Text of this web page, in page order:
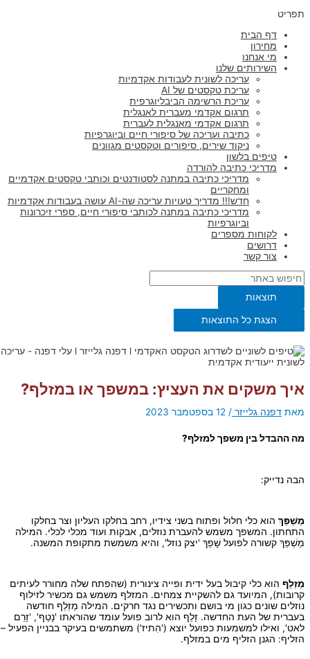
תפריט
דף הבית
מחירון
מי אנחנו
השירותים שלנו
עריכה לשונית לעבודות אקדמיות
עריכת טקסטים של AI
עריכת הרשימה הביבליוגרפית
תרגום אקדמי מעברית לאנגלית
תרגום אקדמי מאנגלית לעברית
כתיבה ועריכה של סיפורי חיים וביוגרפיות
ניקוד שירים, סיפורים וטקסטים מגוונים
טיפים בלשון
מדריכי כתיבה להורדה
מדריכי כתיבה במתנה לסטודנטים וכותבי טקסטים אקדמיים
ומחקריים
חדש!!! מדריך טעויות עריכה שה-AI עושה בעבודות אקדמיות
מדריכי כתיבה במתנה לכותבי סיפורי חיים, ספרי זיכרונות
וביוגרפיות
לקוחות מספרים
דרושים
צור קשר
תוצאות
הצגת כל התוצאות
איך משקים את העציץ: במשפך או במזלף?
מאתדפנה גלייזר/12 בספטמבר 2023
מה ההבדל בין משפך למזלף?
הבה נדייק:
מַשְׁפֵּךְהוא כלי חלול ופתוח בשני צידיו, רחב בחלקו העליון וצר בחלקו
התחתון. המשפך משמש להעברת נוזלים, אבקות ועוד מכלי לכלי. המילה
מַשְׁפֵּךְ קשורה לפועל שָׁפַךְ 'יצק נוזל', והיא משמשת מתקופת המשנה.
מַזְלֵףהוא כלי קיבול בעל ידית ופייה צינורית (שהפתח שלה מחורר לעיתים
קרובות), המיועד גם להשקיית צמחים. המזלף משמש גם מכשיר לזילוף
נוזלים שונים כגון מי בושם ותכשירים נגד חרקים. המילה מַזְלֵף חודשה
בעברית של העת החדשה. זָלַף הוא לרוב פועל עומד שהוראתו 'נָטַף', 'זָרַם
לאט', ואילו למשמעות כפועל יוצא ('הִתיז') משתמשים בעיקר בבניין הפעיל –
הזליף: הגנן הזליף מים במזלף.